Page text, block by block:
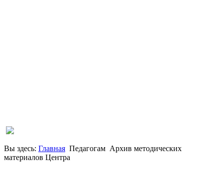
Вы здесь: Главная Педагогам Архив методических
материалов Центра